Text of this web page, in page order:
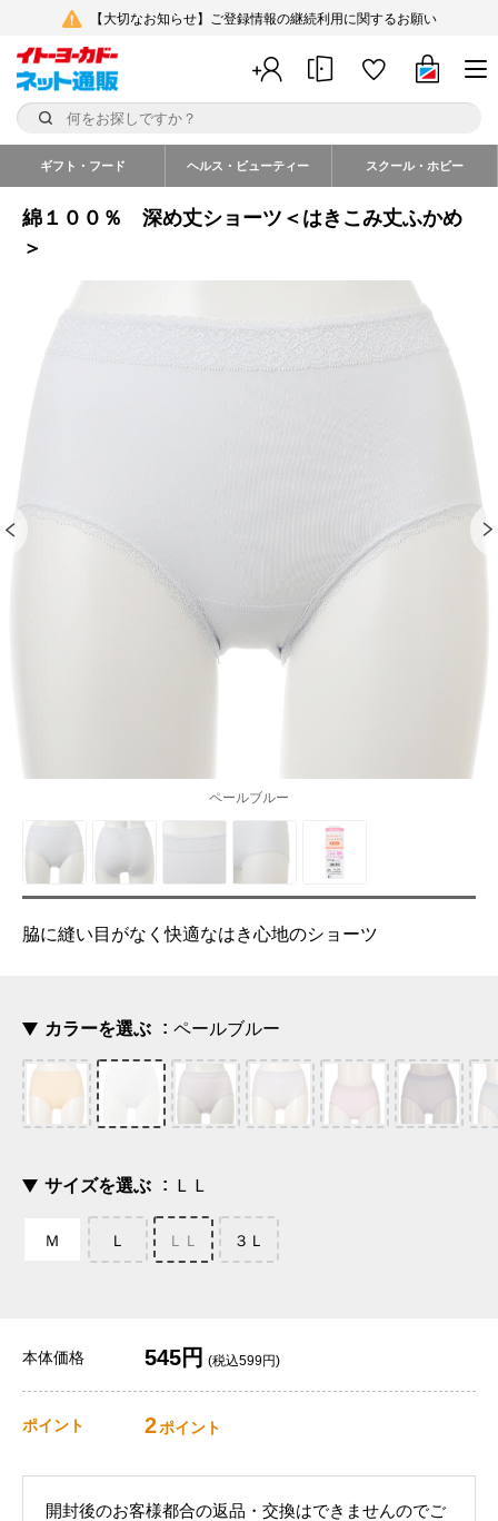
【大切なお知らせ】ご登録情報の継続利用に関するお願い
ギフト・フード ヘルス・ビューティー スクール・ホビー
綿１００％ 深め丈ショーツ＜はきこみ丈ふかめ
＞
ペールブルー
脇に縫い目がなく快適なはき心地のショーツ
カラーを選ぶ ペールブルー
サイズを選ぶ ＬＬ
Ｍ Ｌ ＬＬ ３Ｌ
本体価格 545円 (税込599円)
ポイント 2ポイント
開封後のお客様都合の返品・交換はできませんのでご